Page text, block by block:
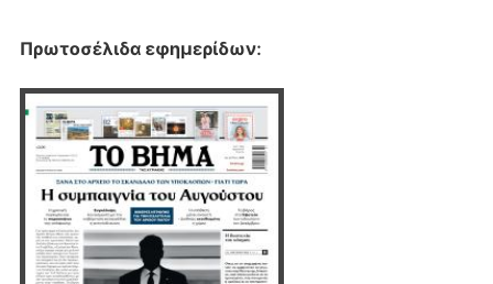
Πρωτοσέλιδα εφημερίδων: